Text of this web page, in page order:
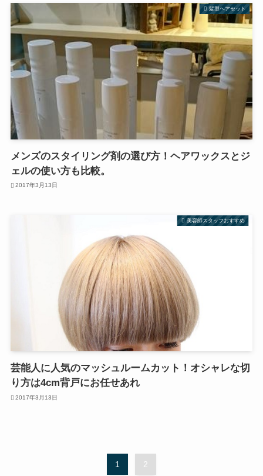
髪型ヘアセット
メンズのスタイリング剤の選び方！ヘアワックスとジ
ェルの使い方も比較。
2017年3月13日
美容師スタッフおすすめ
芸能人に人気のマッシュルームカット！オシャレな切
り方は4cm背戸にお任せあれ
2017年3月13日
1 2